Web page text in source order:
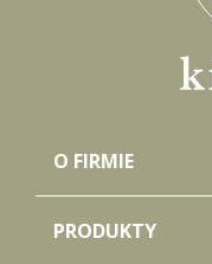
O FIRMIE
PRODUKTY